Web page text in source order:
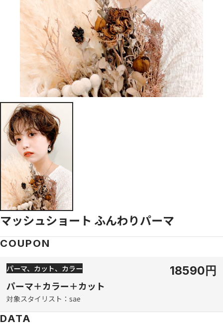
マッシュショート ふんわりパーマ
COUPON
パーマ、カット、カラー 18590円
パーマ＋カラー＋カット
対象スタイリスト sae
DATA